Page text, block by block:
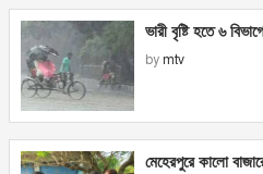
ভারী বৃষ্টি হতে ৬
by mtv
মেহেরপুরে কালো